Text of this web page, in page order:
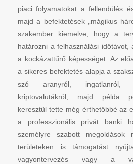
piaci folyamatokat a fellendülés
majd a befektetések „mágikus
szakember kiemelve, hogy a
határozni a felhasználási
a kockázattűrő képességet. Az
a sikeres befektetés alapja a
szó aranyról, ingatlanról,
kriptovalutákról, majd példa
keresztül tette még érthetőbbé az
a professzionális privát banki
személyre szabott megoldások
területeken is támogatást
vagyontervezés vagy a